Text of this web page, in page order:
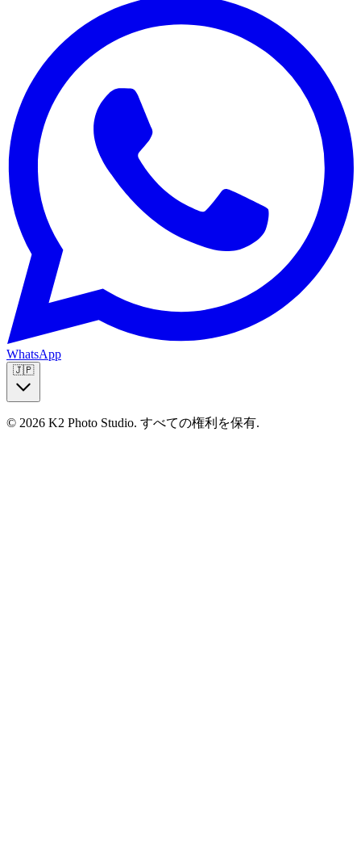
WhatsApp
🇯🇵
© 2026 K2 Photo Studio. すべての権利を保有.